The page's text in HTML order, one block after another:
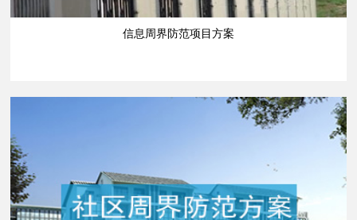
信息周界防范项目方案